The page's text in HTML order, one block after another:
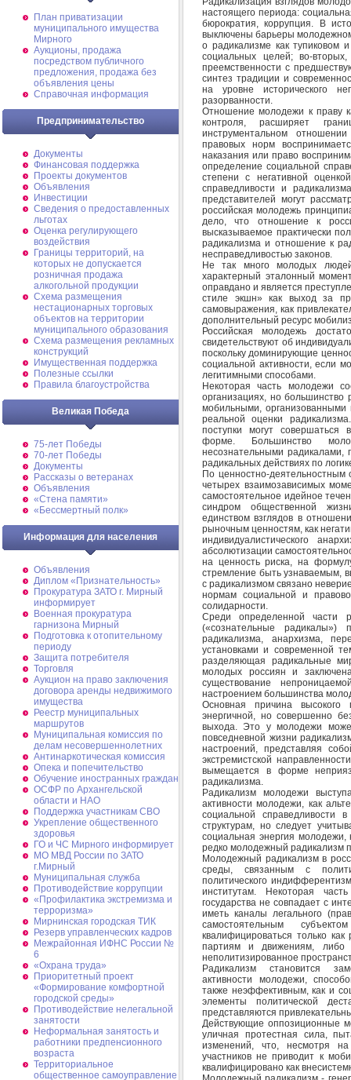
План приватизации
муниципального имущества
Мирного
Аукционы, продажа
посредством публичного
предложения, продажа без
объявления цены
Справочная информация
Предпринимательство
Документы
Финансовая поддержка
Проекты документов
Объявления
Инвестиции
Сведения о предоставленных
льготах
Оценка регулирующего
воздействия
Границы территорий, на
которых не допускается
розничная продажа
алкогольной продукции
Схема размещения
нестационарных торговых
объектов на территории
муниципального образования
Схема размещения рекламных
конструкций
Имущественная поддержка
Полезные ссылки
Правила благоустройства
Великая Победа
75-лет Победы
70-лет Победы
Документы
Рассказы о ветеранах
Объявления
«Стена памяти»
«Бессмертный полк»
Информация для населения
Объявления
Диплом «Признательность»
Прокуратура ЗАТО г. Мирный
информирует
Военная прокуратура
гарнизона Мирный
Подготовка к отопительному
периоду
Защита потребителя
Торговля
Аукцион на право заключения
договора аренды недвижимого
имущества
Реестр муниципальных
маршрутов
Муниципальная комиссия по
делам несовершеннолетних
Антинаркотическая комиссия
Опека и попечительство
Обучение иностранных граждан
ОСФР по Архангельской
области и НАО
Поддержка участникам СВО
Укрепление общественного
здоровья
ГО и ЧС Мирного информирует
МО МВД России по ЗАТО
г.Мирный
Муниципальная cлужба
Противодействие коррупции
«Профилактика экстремизма и
терроризма»
Мирнинская городская ТИК
Резерв управленческих кадров
Межрайонная ИФНС России №
6
«Охрана труда»
Приоритетный проект
«Формирование комфортной
городской среды»
Противодействие нелегальной
занятости
Неформальная занятость и
работники предпенсионного
возраста
Территориальное
общественное самоуправление
настоящего периода:
бюрократия, коррупция. В
выключены барьеры
о радикализме как тупиковом
социальных целей; во-
преемственности с
синтез традиции и
на уровне исторического
разорванности.
Отношение молодежи к праву
контроля, расширяет
инструментальном
правовых норм
наказания или право
определение социальной
степени с негативной
справедливости и
представителей могут
российская молодежь
дело, что отношение к
высказываемое практически
радикализма и отношение к
несправедливостью законов.
Не так много молодых
характерный эталонный
оправдано и является
стиле экшн» как выход за
самовыражения, как
дополнительный ресурс
Российская молодежь
свидетельствуют об
поскольку доминирующие
социальной активности, если
легитимными способами.
Некоторая часть молодежи
организациях, но большинство
мобильными, организованными
реальной оценки
поступки могут совершаться
форме. Большинство
несознательными радикалами,
радикальных действиях по
По ценностно-деятельностным
четырех взаимозависимых
самостоятельное идейное
синдром общественной
единством взглядов в
рыночным ценностям, как
индивидуалистического
абсолютизации
на ценность риска, на
стремление быть узнаваемым,
с радикализмом связано
нормам социальной и
солидарности.
Среди определенной части
(«сознательные радикалы»)
радикализма, анархизма,
установками и современной
разделяющая радикальные
молодых россиян и
существование
настроением большинства
Основная причина
энергичной, но совершенно
выхода. Это у молодежи
повседневной жизни
настроений, представляя
экстремистской
вымещается в форме
радикализма.
Радикализм молодежи
активности молодежи, как
социальной справедливости
структурам, но следует
социальная энергия
редко молодежный радикализм
Молодежный радикализм в
среды, связанным с
политического
институтам. Некоторая
государства не совпадает с
иметь каналы легального
самостоятельным
квалифицироваться только
партиям и движениям, либо
неполитизированное
Радикализм становится
активности молодежи,
также неэффективным, как и
элементы политической
представляются
Действующие оппозиционные
уличная протестная сила,
изменений, что, несмотря
участников не приводит к
квалифицировано как